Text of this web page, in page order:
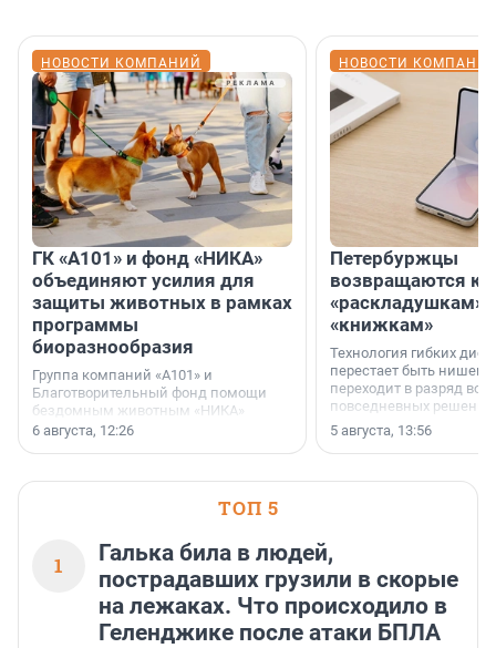
НОВОСТИ КОМПАНИЙ
ГК «А101» и фонд «НИКА»
объединяют усилия для
защиты животных в рамках
программы
биоразнообразия
Группа компаний «А101» и
Благотворительный фонд помощи
бездомным животным «НИКА»
заключили соглашение о
6 августа, 12:26
НОВОСТИ
Петербуржцы
возвращаются к
«раскладушкам»
«книжкам»
Технология гибких
перестает быть
переходит в разряд
повседневных
5 августа, 13:56
ТОП 5
1
Галька била в людей,
пострадавших грузили в скорые
на лежаках. Что происходило в
Геленджике после атаки БПЛА